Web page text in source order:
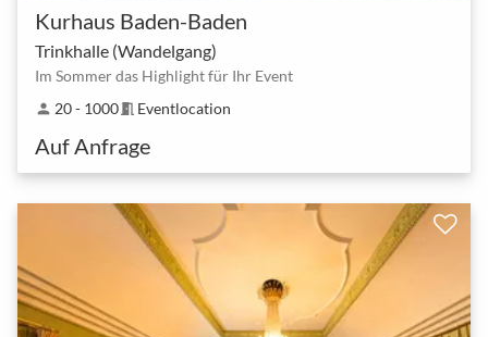
Kurhaus Baden-Baden
Trinkhalle (Wandelgang)
Im Sommer das Highlight für Ihr Event
person 20 - 1000meeting_room Eventlocation
Auf Anfrage